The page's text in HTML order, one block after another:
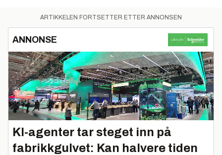
ARTIKKELEN FORTSETTER ETTER ANNONSEN
ANNONSE
KI-agenter tar steget inn på
fabrikkgulvet: Kan halvere tiden